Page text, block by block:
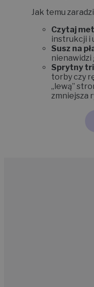
Jak temu
Czytaj
instrukcji i
Susz na
nienawidzi
Sprytny
torby czy
„lewą”
zmniejsza